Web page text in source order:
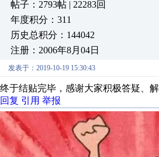
帖子：2793帖 | 22283回
年度积分：311
历史总积分：144042
注册：2006年8月04日
发表于：2019-10-19 15:30:43
终于结贴完毕，感谢大家积极答疑、解
回复 引用 举报